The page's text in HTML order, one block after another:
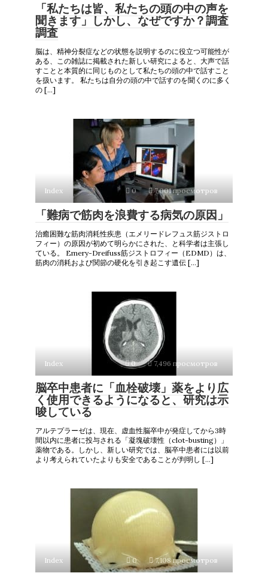
「私たちは皆、私たちの頭の中の声を
聞きます」しかし、なぜですか？調査
調査
脳は、精神分裂症などの状態を説明するのに役立つ可能性が
ある、この雑誌に掲載された新しい研究によると、大声で話
すことと本質的に同じものとして私たちの頭の中で話すこと
を扱います。 私たちは自分の頭の中で話すのを聞くのに多く
の […]
Index 0 7,001 просмотров
「難病で筋肉を浪費する病気の原因」
治癒困難な筋肉消耗性疾患（エメリードレフュス筋ジストロ
フィー）の原因が初めて明らかにされた、と科学者は主張し
ている。 Emery-Dreifuss筋ジストロフィー（EDMD）は、
筋肉の消耗および関節の硬化を引き起こす遺伝 […]
Index 0 7,496 просмотров
脳卒中患者に「血栓破壊」薬をより広
く使用できるようになると、研究は示
唆している
アルテプラーゼは、現在、虚血性脳卒中が発症してから3時
間以内に患者に投与される「凝塊破壊性（clot-busting）」
薬物である。しかし、新しい研究では、脳卒中患者には以前
より考えられていたよりも安全であることが判明し […]
Index 0 7,108 просмотров